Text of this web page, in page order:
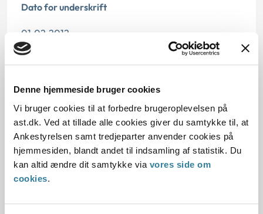
Denne hjemmeside bruger cookies
Vi bruger cookies til at forbedre brugeroplevelsen på
ast.dk. Ved at tillade alle cookies giver du samtykke til, at
Ankestyrelsen samt tredjeparter anvender cookies på
hjemmesiden, blandt andet til indsamling af statistik. Du
kan altid ændre dit samtykke via vores side om
cookies.
Dato for underskrift
01.02.2012
Offentliggørelsesdato
10.07.2013
Denne principafgørelse er kasseret den 19. juni 2019,
da der er kommet nye regler på området.
Paragraf
§ 72
Journalnummer